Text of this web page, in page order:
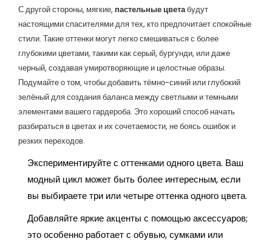
С другой стороны, мягкие, пастельные цветабудут
настоящими спасителями для тех, кто предпочитает спокойные
стили. Такие оттенки могут легко смешиваться с более
глубокими цветами, такими как серый, бургунди, или даже
черный, создавая умиротворяющие и целостные образы.
Подумайте о том, чтобы добавить тёмно-синий или глубокий
зелёный для создания баланса между светлыми и темными
элементами вашего гардероба. Это хороший способ начать
разбираться в цветах и их сочетаемости, не боясь ошибок и
резких переходов.
Экспериментируйте с оттенками одного цвета. Ваш
модный цикл может быть более интересным, если
вы выбираете три или четыре оттенка одного цвета.
Добавляйте яркие акценты с помощью аксессуаров;
это особенно работает с обувью, сумками или